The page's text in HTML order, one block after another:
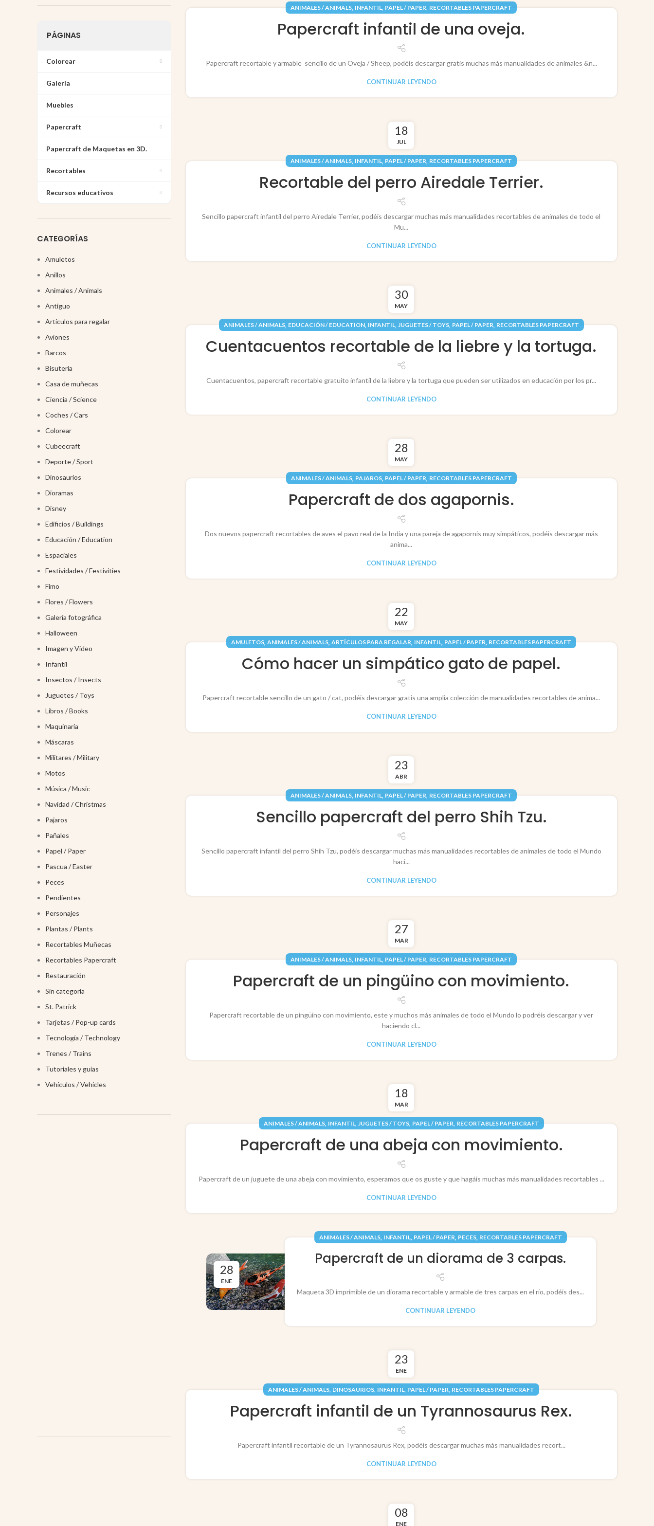
ANIMALES / ANIMALS, INFANTIL, PAPEL / PAPER, RECORTABLES PAPERCRAFT
Papercraft infantil de una oveja.
Papercraft recortable y armable sencillo de un Oveja / Sheep, podéis descargar gratis muchas más manualidades de animales &n...
CONTINUAR LEYENDO
18
JUL
ANIMALES / ANIMALS, INFANTIL, PAPEL / PAPER, RECORTABLES PAPERCRAFT
Recortable del perro Airedale Terrier.
Sencillo papercraft infantil del perro Airedale Terrier, podéis descargar muchas más manualidades recortables de animales de todo el
Mu...
CONTINUAR LEYENDO
30
MAY
ANIMALES / ANIMALS, EDUCACIÓN / EDUCATION, INFANTIL, JUGUETES / TOYS, PAPEL / PAPER, RECORTABLES PAPERCRAFT
Cuentacuentos recortable de la liebre y la tortuga.
Cuentacuentos, papercraft recortable gratuito infantil de la liebre y la tortuga que pueden ser utilizados en educación por los pr...
CONTINUAR LEYENDO
28
MAY
ANIMALES / ANIMALS, PAJAROS, PAPEL / PAPER, RECORTABLES PAPERCRAFT
Papercraft de dos agapornis.
Dos nuevos papercraft recortables de aves el pavo real de la India y una pareja de agapornis muy simpáticos, podéis descargar más
anima...
CONTINUAR LEYENDO
22
MAY
AMULETOS,ANIMALES / ANIMALS,ARTÍCULOS PARA REGALAR, INFANTIL, PAPEL / PAPER, RECORTABLES PAPERCRAFT
Cómo hacer un simpático gato de papel.
Papercraft recortable sencillo de un gato / cat, podéis descargar gratis una amplia colección de manualidades recortables de anima...
CONTINUAR LEYENDO
23
ABR
ANIMALES / ANIMALS, INFANTIL, PAPEL / PAPER, RECORTABLES PAPERCRAFT
Sencillo papercraft del perro Shih Tzu.
Sencillo papercraft infantil del perro Shih Tzu, podéis descargar muchas más manualidades recortables de animales de todo el Mundo
haci...
CONTINUAR LEYENDO
27
MAR
ANIMALES / ANIMALS, INFANTIL, PAPEL / PAPER, RECORTABLES PAPERCRAFT
Papercraft de un pingüino con movimiento.
Papercraft recortable de un pingüino con movimiento, este y muchos más animales de todo el Mundo lo podréis descargar y ver
haciendo cl...
CONTINUAR LEYENDO
18
MAR
ANIMALES / ANIMALS, INFANTIL, JUGUETES / TOYS, PAPEL / PAPER, RECORTABLES PAPERCRAFT
Papercraft de una abeja con movimiento.
Papercraft de un juguete de una abeja con movimiento, esperamos que os guste y que hagáis muchas más manualidades recortables ...
CONTINUAR LEYENDO
28
ENE
ANIMALES / ANIMALS, INFANTIL, PAPEL / PAPER, PECES, RECORTABLES PAPERCRAFT
Papercraft de un diorama de 3 carpas.
Maqueta 3D imprimible de un diorama recortable y armable de tres carpas en el río, podéis des...
CONTINUAR LEYENDO
23
ENE
ANIMALES / ANIMALS, DINOSAURIOS, INFANTIL, PAPEL / PAPER, RECORTABLES PAPERCRAFT
Papercraft infantil de un Tyrannosaurus Rex.
Papercraft infantil recortable de un Tyrannosaurus Rex, podéis descargar muchas más manualidades recort...
CONTINUAR LEYENDO
08
ENE
PÁGINAS
Colorear
Galería
Muebles
Papercraft
Papercraft de Maquetas en 3D.
Recortables
Recursos educativos
CATEGORÍAS
Amuletos
Anillos
Animales / Animals
Antiguo
Artículos para regalar
Aviones
Barcos
Bisutería
Casa de muñecas
Ciencia / Science
Coches / Cars
Colorear
Cubeecraft
Deporte / Sport
Dinosaurios
Dioramas
Disney
Edificios / Buildings
Educación / Education
Espaciales
Festividades / Festivities
Fimo
Flores / Flowers
Galería fotográfica
Halloween
Imagen y Video
Infantil
Insectos / Insects
Juguetes / Toys
Libros / Books
Maquinaria
Máscaras
Militares / Military
Motos
Música / Music
Navidad / Christmas
Pajaros
Pañales
Papel / Paper
Pascua / Easter
Peces
Pendientes
Personajes
Plantas / Plants
Recortables Muñecas
Recortables Papercraft
Restauración
Sin categoría
St. Patrick
Tarjetas / Pop-up cards
Tecnología / Technology
Trenes / Trains
Tutoriales y guías
Vehículos / Vehicles